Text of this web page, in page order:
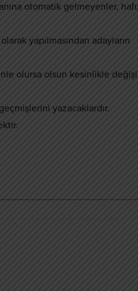
otomatik gelmeyenler,
yapılmasından adayların
olursa olsun kesinlikle
yazacaklardır.